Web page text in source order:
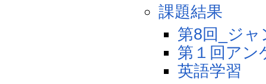
課題結果
第8回_ジ
第１回アン
英語学習